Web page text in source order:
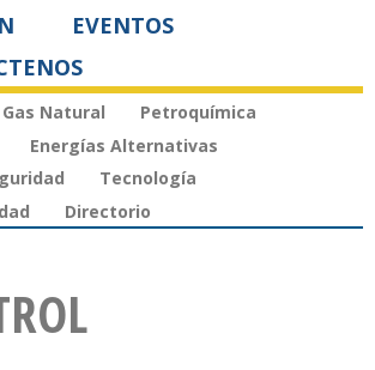
EVENTOS
Gas Natural
Petroquímica
Energías Alternativas
Tecnología
Directorio